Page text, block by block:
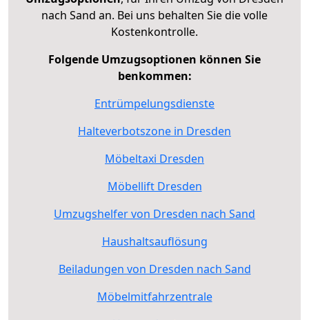
nach Sand an. Bei uns behalten Sie die volle
Kostenkontrolle.
Folgende Umzugsoptionen können Sie
benkommen:
Entrümpelungsdienste
Halteverbotszone in Dresden
Möbeltaxi Dresden
Möbellift Dresden
Umzugshelfer von Dresden nach Sand
Haushaltsauflösung
Beiladungen von Dresden nach Sand
Möbelmitfahrzentrale